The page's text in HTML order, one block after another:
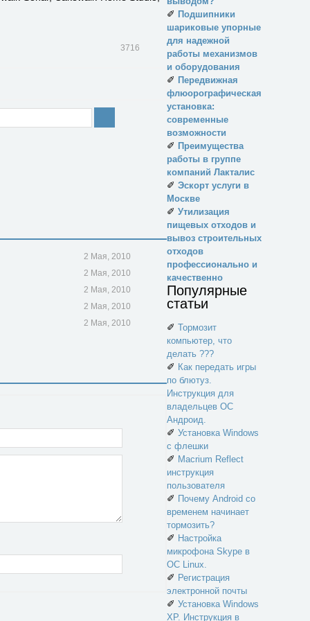
3716
2 Мая, 2010
2 Мая, 2010
2 Мая, 2010
2 Мая, 2010
2 Мая, 2010
✐ Подшипники
шариковые упорные
для надежной
работы механизмов
и оборудования
✐ Передвижная
флюорографическая
установка:
современные
возможности
✐ Преимущества
работы в группе
компаний Лакталис
✐ Эскорт услуги в
Москве
✐ Утилизация
пищевых отходов и
вывоз строительных
отходов
профессионально и
качественно
Популярные
статьи
✐ Тормозит
компьютер, что
делать ???
✐ Как передать игры
по блютуз.
Инструкция для
владельцев ОС
Андроид.
✐ Установка Windows
с флешки
✐ Macrium Reflect
инструкция
пользователя
✐ Почему Android со
временем начинает
тормозить?
✐ Настройка
микрофона Skype в
ОС Linux.
✐ Регистрация
электронной почты
✐ Установка Windows
XP. Инструкция в